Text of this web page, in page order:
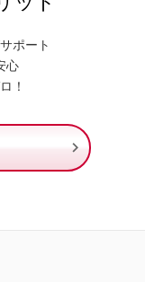
ポート
心
！
